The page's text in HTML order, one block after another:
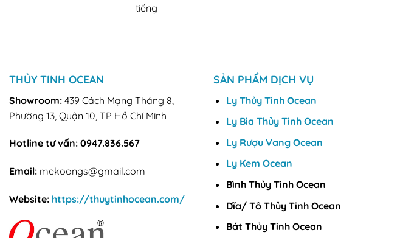
tiếng
THỦY TINH OCEAN
Showroom: 439 Cách Mạng Tháng 8,
Phường 13, Quận 10, TP Hồ Chí Minh
Hotline tư vấn: 0947.836.567
Email: mekoongs@gmail.com
Website: https://thuytinhocean.com/
SẢN PHẨM DỊCH VỤ
Ly Thủy Tinh Ocean
Ly Bia Thủy Tinh Ocean
Ly Rượu Vang Ocean
Ly Kem Ocean
Bình Thủy Tinh Ocean
Dĩa/ Tô Thủy Tinh Ocean
Bát Thủy Tinh Ocean